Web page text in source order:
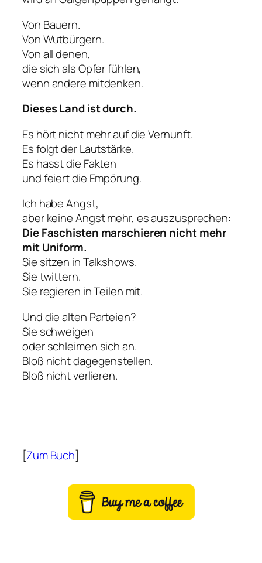
Von Bauern.
Von Wutbürgern.
Von all denen,
die sich als Opfer fühlen,
wenn andere mitdenken.
Dieses Land ist durch.
Es hört nicht mehr auf die Vernunft.
Es folgt der Lautstärke.
Es hasst die Fakten
und feiert die Empörung.
Ich habe Angst,
aber keine Angst mehr, es auszusprechen:
Die Faschisten marschieren nicht mehr
mit Uniform.
Sie sitzen in Talkshows.
Sie twittern.
Sie regieren in Teilen mit.
Und die alten Parteien?
Sie schweigen
oder schleimen sich an.
Bloß nicht dagegenstellen.
Bloß nicht verlieren.
[Zum Buch]